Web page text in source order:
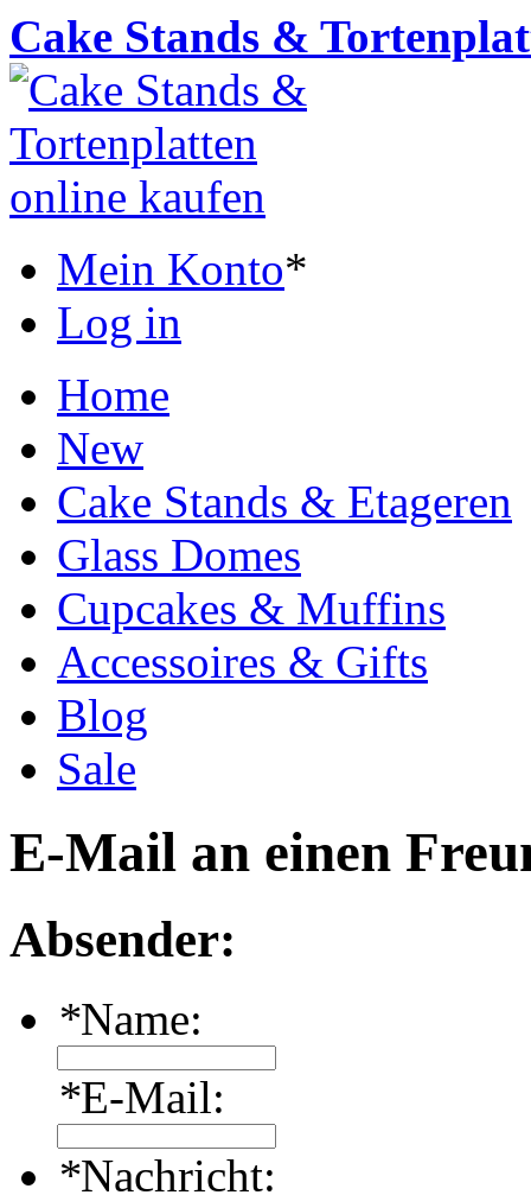
Cake Stands &
Mein Konto*
Log in
Home
New
Cake Stands & Etageren
Glass Domes
Cupcakes & Muffins
Accessoires & Gifts
Blog
Sale
E-Mail an einen
Absender:
*Name:
*E-Mail:
*Nachricht: